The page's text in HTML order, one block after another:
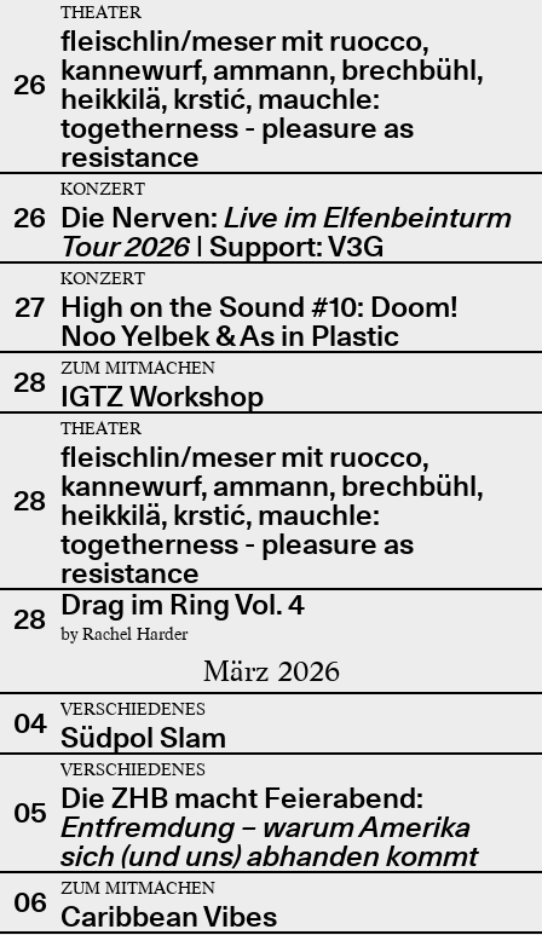
26
THEATER
fleischlin/meser mit ruocco,
kannewurf, ammann, brechbühl,
heikkilä, krstić, mauchle:
togetherness - pleasure as
resistance
26
KONZERT
Die Nerven: Live im Elfenbeinturm
Tour 2026| Support: V3G
27
KONZERT
High on the Sound #10: Doom!
Noo Yelbek & As in Plastic
28
ZUM MITMACHEN
IGTZ Workshop
28
THEATER
fleischlin/meser mit ruocco,
kannewurf, ammann, brechbühl,
heikkilä, krstić, mauchle:
togetherness - pleasure as
resistance
28 Drag im Ring Vol. 4
by Rachel Harder
März 2026
04 VERSCHIEDENES
Südpol Slam
05
VERSCHIEDENES
Die ZHB macht Feierabend:
Entfremdung – warum Amerika
sich (und uns) abhanden kommt
06
ZUM MITMACHEN
Caribbean Vibes